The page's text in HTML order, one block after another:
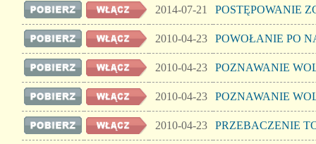
2014-07-21 POSTĘPOWANIE
2010-04-23 POWOŁANIE PO
2010-04-23 POZNAWANIE
2010-04-23 POZNAWANIE
2010-04-23 PRZEBACZENIE